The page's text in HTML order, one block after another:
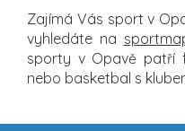
Zajímá Vás sport v
vyhledáte na
sporty v Opavě patří
nebo basketbal s